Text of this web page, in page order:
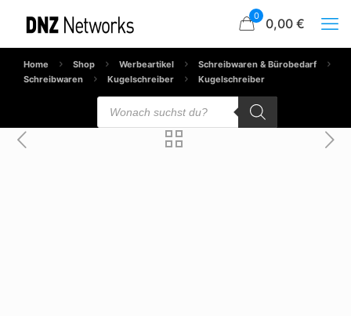
0 0,00 €
Home Shop Werbeartikel
Schreibwaren & Bürobedarf
Schreibwaren
Kugelschreiber Kugelschreiber
Products
search